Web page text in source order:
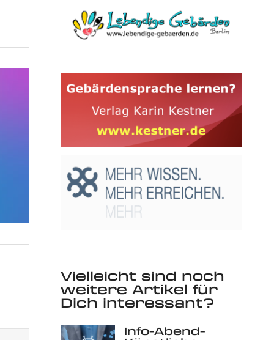
Vielleicht sind noch
weitere Artikel für
Dich interessant?
Info-Abend-